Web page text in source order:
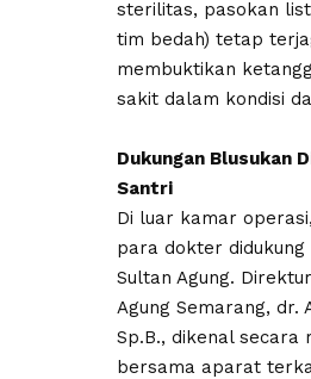
sterilitas, pasokan
tim bedah) tetap
membuktikan
sakit dalam kondisi
Dukungan Blusukan
Santri
Di luar kamar
para dokter didukung
Sultan Agung.
Agung Semarang, dr.
Sp.B., dikenal secara
bersama aparat